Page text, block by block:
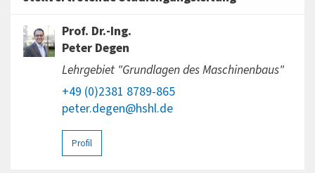
Prof. Dr.-Ing.
Peter Degen
Lehrgebiet "Grundlagen des Maschinenbaus"
+49 (0)2381 8789-865
peter.degen@hshl.de
Profil